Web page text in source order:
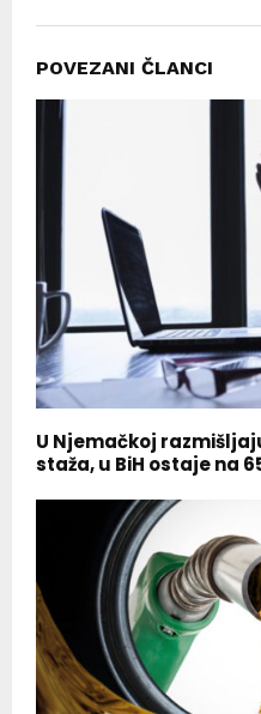
POVEZANI ČLANCI
U Njemačkoj
staža, u BiH ostaje na